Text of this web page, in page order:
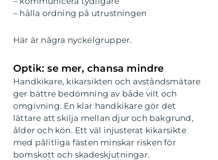
– hålla ordning på utrustningen
Här är några nyckelgrupper.
Optik: se mer, chansa mindre
Handkikare, kikarsikten och avståndsmätare
ger bättre bedömning av både vilt och
omgivning. En klar handkikare gör det
lättare att skilja mellan djur och bakgrund,
ålder och kön. Ett väl injusterat kikarsikte
med pålitliga fästen minskar risken för
bomskott och skadeskjutningar.